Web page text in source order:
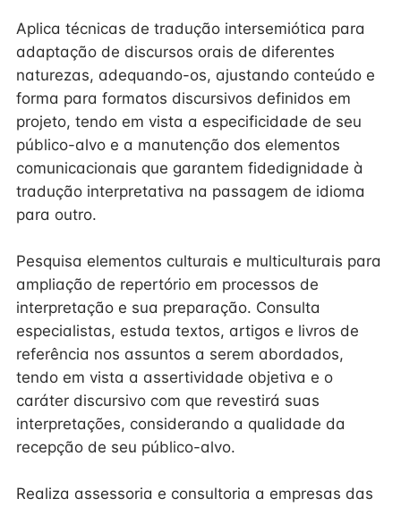
Aplica técnicas de tradução intersemiótica para
adaptação de discursos orais de diferentes
naturezas, adequando-os, ajustando conteúdo e
forma para formatos discursivos definidos em
projeto, tendo em vista a especificidade de seu
público-alvo e a manutenção dos elementos
comunicacionais que garantem fidedignidade à
tradução interpretativa na passagem de idioma
para outro.
Pesquisa elementos culturais e multiculturais para
ampliação de repertório em processos de
interpretação e sua preparação. Consulta
especialistas, estuda textos, artigos e livros de
referência nos assuntos a serem abordados,
tendo em vista a assertividade objetiva e o
caráter discursivo com que revestirá suas
interpretações, considerando a qualidade da
recepção de seu público-alvo.
Realiza assessoria e consultoria a empresas das